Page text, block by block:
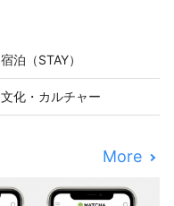
宿泊（STAY）
文化・カルチャー
More